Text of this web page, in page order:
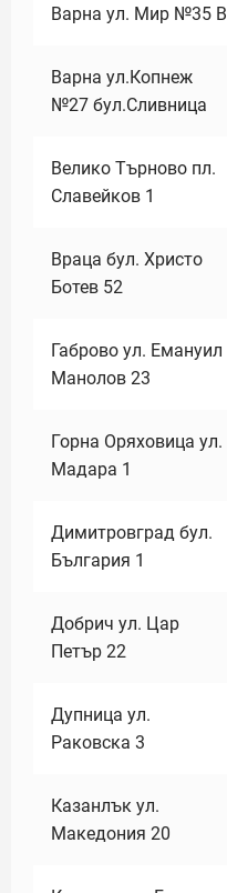
Варна ул. Мир №35 В
Варна ул.Копнеж
№27 бул.Сливница
Велико Търново пл.
Славейков 1
Враца бул. Христо
Ботев 52
Габрово ул. Емануил
Манолов 23
Горна Оряховица ул.
Мадара 1
Димитровград бул.
България 1
Добрич ул. Цар
Петър 22
Дупница ул.
Раковска 3
Казанлък ул.
Македония 20